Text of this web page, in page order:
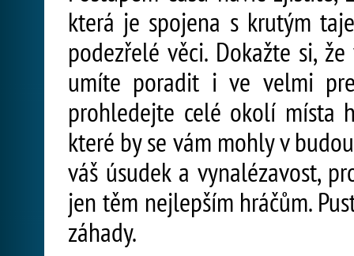
která je spojena s krutým
podezřelé věci. Dokažte si,
umíte poradit i ve velmi
prohledejte celé okolí místa
které by se vám mohly v
váš úsudek a vynalézavost,
jen těm nejlepším hráčům.
záhady.